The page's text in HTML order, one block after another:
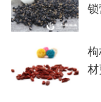
锁
枸
材